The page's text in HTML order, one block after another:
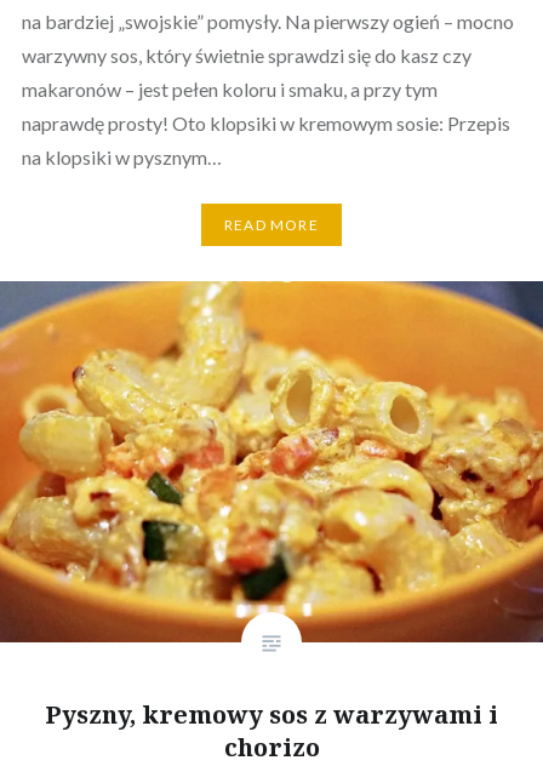
na bardziej „swojskie” pomysły. Na pierwszy ogień – mocno
warzywny sos, który świetnie sprawdzi się do kasz czy
makaronów – jest pełen koloru i smaku, a przy tym
naprawdę prosty! Oto klopsiki w kremowym sosie: Przepis
na klopsiki w pysznym…
READ MORE
Pyszny, kremowy sos z warzywami i
chorizo